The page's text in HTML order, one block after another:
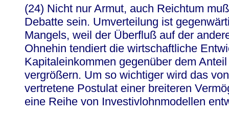
(24) Nicht nur Armut, auch Reichtum
Debatte sein. Umverteilung ist
Mangels, weil der Überfluß auf der
Ohnehin tendiert die wirtschaftliche
Kapitaleinkommen gegenüber dem
vergrößern. Um so wichtiger wird das
vertretene Postulat einer breiteren
eine Reihe von Investivlohnmodellen